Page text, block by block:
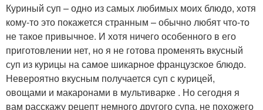
Куриный суп – одно из самых любимых моих блюдо, хотя
кому-то это покажется странным – обычно любят что-то
не такое привычное. И хотя ничего особенного в его
приготовлении нет, но я не готова променять вкусный
суп из курицы на самое шикарное французское блюдо.
Невероятно вкусным получается суп с курицей,
овощами и макаронами в мультиварке . Но сегодня я
вам расскажу рецепт немного другого супа, не похожего